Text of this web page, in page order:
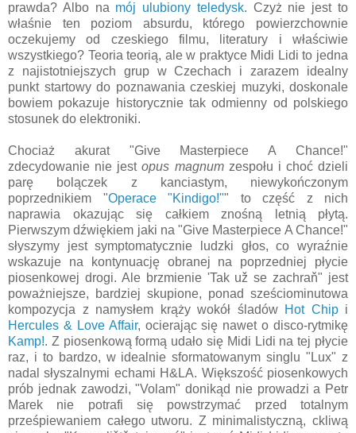
prawda? Albo na mój ulubiony teledysk. Czyż nie jest to
właśnie ten poziom absurdu, którego powierzchownie
oczekujemy od czeskiego filmu, literatury i właściwie
wszystkiego? Teoria teorią, ale w praktyce Midi Lidi to jedna
z najistotniejszych grup w Czechach i zarazem idealny
punkt startowy do poznawania czeskiej muzyki, doskonale
bowiem pokazuje historycznie tak odmienny od polskiego
stosunek do elektroniki.
Chociaż akurat "Give Masterpiece A Chance!"
zdecydowanie nie jestopus magnum zespołu i choć dzieli
parę bolączek z kanciastym, niewykończonym
poprzednikiem "Operace "Kindigo!"" to część z nich
naprawia okazując się całkiem znośną letnią płytą.
Pierwszym dźwiękiem jaki na "Give Masterpiece A Chance!"
słyszymy jest symptomatycznie ludzki głos, co wyraźnie
wskazuje na kontynuację obranej na poprzedniej płycie
piosenkowej drogi. Ale brzmienie 'Tak už se zachraň" jest
poważniejsze, bardziej skupione, ponad sześciominutowa
kompozycja z namysłem krąży wokół śladów Hot Chipi
Hercules & Love Affair, ocierając się nawet o disco-rytmikę
Kamp!. Z piosenkową formą udało się Midi Lidi na tej płycie
raz, i to bardzo, w idealnie sformatowanym singlu "Lux" z
nadal słyszalnymi echami H&LA. Większość piosenkowych
prób jednak zawodzi, "Volam" donikąd nie prowadzi a Petr
Marek nie potrafi się powstrzymać przed totalnym
prześpiewaniem całego utworu. Z minimalistyczną, ckliwą